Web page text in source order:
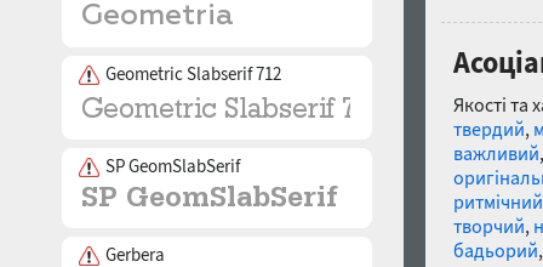
Geometric Slabserif 712
SP GeomSlabSerif
Gerbera
Якості та
твердий,
важливий
ритмічний
творчий,
бадьорий